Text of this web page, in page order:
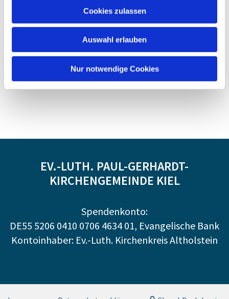
Cookies zulassen
Auswahl erlauben
Nur notwendige Cookies
EV.-LUTH. PAUL-GERHARDT-
KIRCHENGEMEINDE KIEL
Spendenkonto:
DE55 5206 0410 0706 4634 01, Evangelische Bank
Kontoinhaber: Ev.-Luth. Kirchenkreis Altholstein